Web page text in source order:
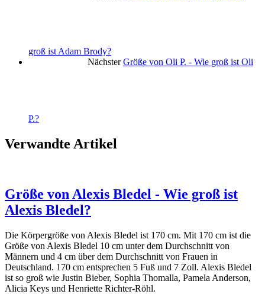
groß ist Adam Brody?
Nächster Größe von Oli P. - Wie groß ist Oli
P.?
Verwandte Artikel
Größe von Alexis Bledel - Wie groß ist
Alexis Bledel?
Die Körpergröße von Alexis Bledel ist 170 cm. Mit 170 cm ist die
Größe von Alexis Bledel 10 cm unter dem Durchschnitt von
Männern und 4 cm über dem Durchschnitt von Frauen in
Deutschland. 170 cm entsprechen 5 Fuß und 7 Zoll. Alexis Bledel
ist so groß wie Justin Bieber, Sophia Thomalla, Pamela Anderson,
Alicia Keys und Henriette Richter-Röhl.